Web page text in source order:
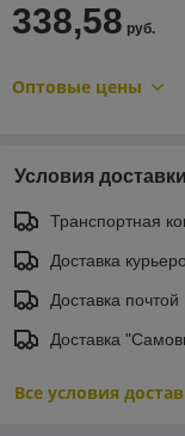
338,58 руб.
Оптовые цены
Условия доставки
Транспортная
Доставка
Доставка почтой
Доставка
Все условия